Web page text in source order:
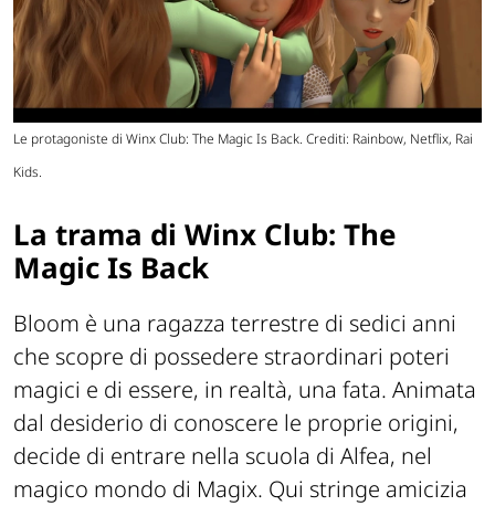
Le protagoniste di Winx Club: The Magic Is Back. Crediti: Rainbow, Netflix, Rai
Kids.
La trama di Winx Club: The
Magic Is Back
Bloom è una ragazza terrestre di sedici anni
che scopre di possedere straordinari poteri
magici e di essere, in realtà, una fata. Animata
dal desiderio di conoscere le proprie origini,
decide di entrare nella scuola di Alfea, nel
magico mondo di Magix. Qui stringe amicizia